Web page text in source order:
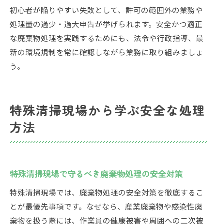
初心者が陥りやすい失敗として、許可の範囲外の業務や
処理量の過少・過大申告が挙げられます。安全かつ適正
な廃棄物処理を実践するためにも、法令や行政指導、最
新の環境規制を常に確認しながら業務に取り組みましょ
う。
特殊清掃現場から学ぶ安全な処理
方法
特殊清掃現場で守るべき廃棄物処理の安全対策
特殊清掃現場では、廃棄物処理の安全対策を徹底するこ
とが最優先事項です。なぜなら、産業廃棄物や感染性廃
棄物を扱う際には、作業員の健康被害や周囲への二次被